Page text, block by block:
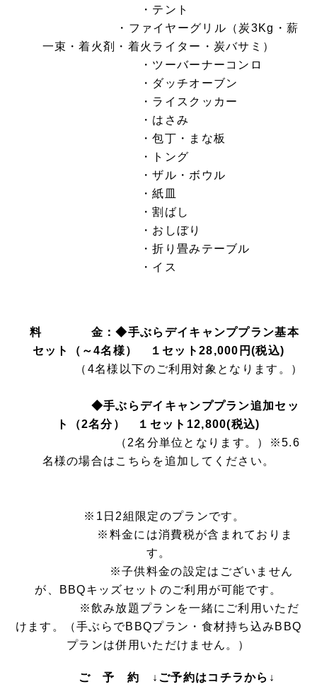
・テント
・ファイヤーグリル（炭3Kg・薪
一束・着火剤・着火ライター・炭バサミ）
・ツーバーナーコンロ
・ダッチオーブン
・ライスクッカー
・はさみ
・包丁・まな板
・トング
・ザル・ボウル
・紙皿
・割ばし
・おしぼり
・折り畳みテーブル
・イス
料 金：◆手ぶらデイキャンププラン基本
セット（～4名様） １セット28,000円(税込)
（4名様以下のご利用対象となります。）
◆手ぶらデイキャンププラン追加セッ
ト（2名分） １セット12,800(税込)
（2名分単位となります。）※5.6
名様の場合はこちらを追加してください。
※1日2組限定のプランです。
※料金には消費税が含まれておりま
す。
※子供料金の設定はございません
が、BBQキッズセットのご利用が可能です。
※飲み放題プランを一緒にご利用いただ
けます。（手ぶらでBBQプラン・食材持ち込みBBQ
プランは併用いただけません。）
ご 予 約 ↓ご予約はコチラから↓